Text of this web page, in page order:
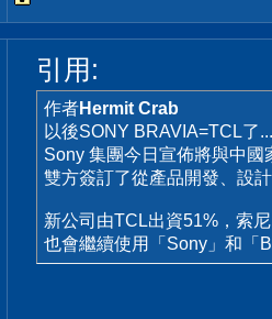
引用:
作者Hermit Crab
以後SONY BRAVIA=TCL了...
Sony 集團今日宣佈將與中
雙方簽訂了從產品開發、設
新公司由TCL出資51%，索
也會繼續使用「Sony」和「